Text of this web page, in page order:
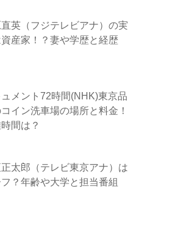
英（フジテレビアナ）の実
産家！？妻や学歴と経歴
ュメント72時間(NHK)東京品
コイン洗車場の場所と料金！
間は？
太郎（テレビ東京アナ）は
？年齢や大学と担当番組